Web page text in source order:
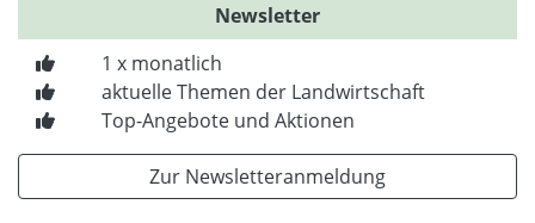
Newsletter
1 x monatlich
aktuelle Themen der Landwirtschaft
Top-Angebote und Aktionen
Zur Newsletteranmeldung